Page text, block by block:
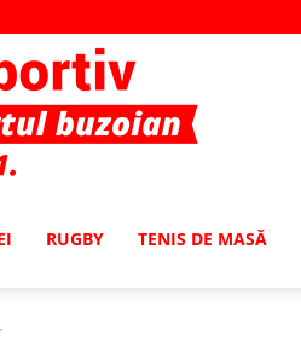
RUGBY TENIS DE MASĂ